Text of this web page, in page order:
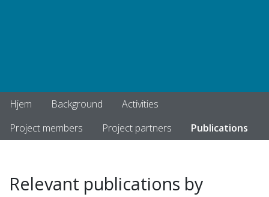
Hjem Background
Activities
Project members
Project partners Publications
Relevant publications by